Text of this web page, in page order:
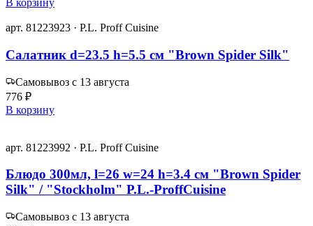
В корзину
арт. 81223923 · P.L. Proff Cuisine
Салатник d=23.5 h=5.5 см "Brown Spider Silk"
Самовывоз с 13 августа
776 ₽
В корзину
арт. 81223992 · P.L. Proff Cuisine
Блюдо 300мл, l=26 w=24 h=3.4 см "Brown Spider
Silk" / "Stockholm" P.L.-ProffCuisine
Самовывоз с 13 августа